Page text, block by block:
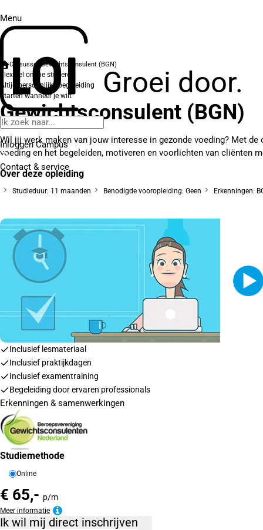
Menu
Groei door.
Inloggen Campus
Contact & service
Cursussen Gewichtsconsulent (BGN)
Flexibel online studeren
Altijd persoonlijke begeleiding
Starten wanneer je wilt
Gewichtsconsulent (BGN)
Wil jij werk maken van jouw interesse in gezonde voeding? Met
voeding en het begeleiden, motiveren en voorlichten van cliënten
Over deze opleiding
Studieduur: 11 maanden Benodigde vooropleiding: Geen Erkenningen:
Inclusief lesmateriaal
Inclusief praktijkdagen
Inclusief examentraining
Begeleiding door ervaren professionals
Erkenningen & samenwerkingen
Studiemethode
Online
€ 65,- p/m
Meer informatie
Ik wil mij direct inschrijven